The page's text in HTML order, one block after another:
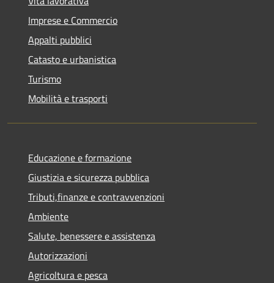
Imprese e Commercio
Appalti pubblici
Catasto e urbanistica
Turismo
Mobilità e trasporti
Educazione e formazione
Giustizia e sicurezza pubblica
Tributi,finanze e contravvenzioni
Ambiente
Salute, benessere e assistenza
Autorizzazioni
Agricoltura e pesca